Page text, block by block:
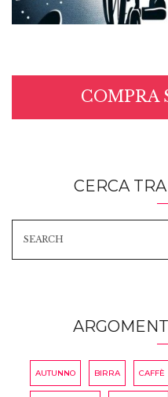
COMPRA
CERCA
AUTUNNO BIRRA CAFFÈ